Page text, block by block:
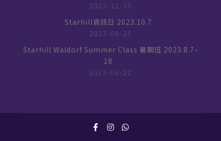
2023-12-19
Starhill資訊日 2023.10.7
2023-09-25
Starhill Waldorf Summer Class 暑期班 2023.8.7-
18
2023-06-22